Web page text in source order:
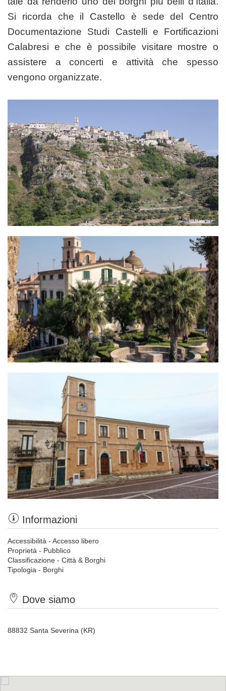
Si ricorda che il Castello è sede del Centro
Documentazione Studi Castelli e Fortificazioni
Calabresi e che è possibile visitare mostre o
assistere a concerti e attività che spesso
vengono organizzate.
Informazioni
Accessibilità - Accesso libero
Proprietà - Pubblico
Classificazione - Città & Borghi
Tipologia - Borghi
Dove siamo
88832 Santa Severina (KR)